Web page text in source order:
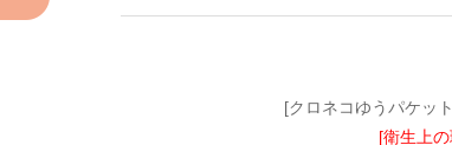
[クロネコゆうパケッ
[衛生上